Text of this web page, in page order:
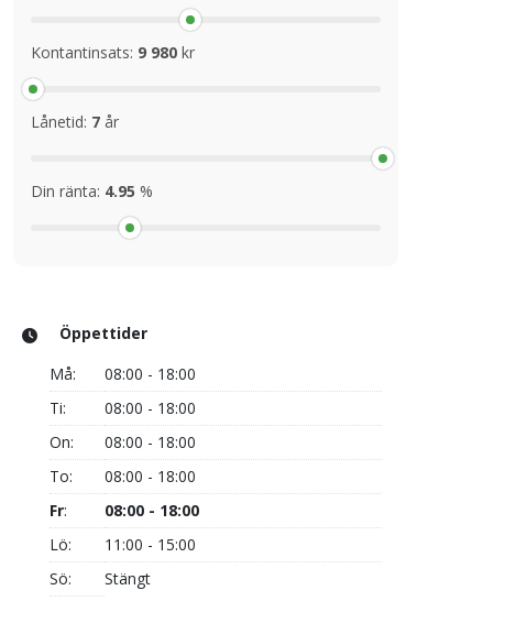
Kontantinsats: 9 980 kr
Lånetid: 7 år
Din ränta: 4.95 %
Öppettider
Må:
08:00 - 18:00
Ti:
08:00 - 18:00
On:
08:00 - 18:00
To:
08:00 - 18:00
Fr:
08:00 - 18:00
Lö:
11:00 - 15:00
Sö:
Stängt